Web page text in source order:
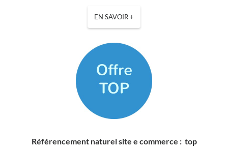
EN SAVOIR +
Référencement naturel site e commerce : top